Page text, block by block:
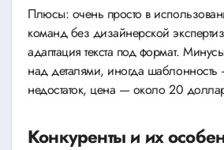
Плюсы: очень просто в
команд без дизайнерской
адаптация текста под формат.
над деталями, иногда шаблонность
недостаток, цена — около 20
Конкуренты и их